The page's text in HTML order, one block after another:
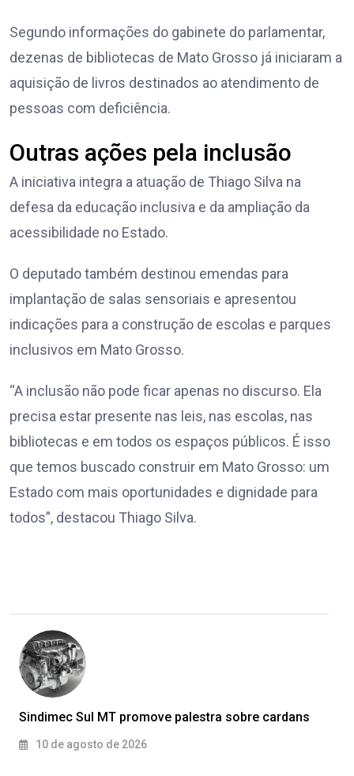
Segundo informações do gabinete do parlamentar,
dezenas de bibliotecas de Mato Grosso já iniciaram a
aquisição de livros destinados ao atendimento de
pessoas com deficiência.
Outras ações pela inclusão
A iniciativa integra a atuação de Thiago Silva na
defesa da educação inclusiva e da ampliação da
acessibilidade no Estado.
O deputado também destinou emendas para
implantação de salas sensoriais e apresentou
indicações para a construção de escolas e parques
inclusivos em Mato Grosso.
“A inclusão não pode ficar apenas no discurso. Ela
precisa estar presente nas leis, nas escolas, nas
bibliotecas e em todos os espaços públicos. É isso
que temos buscado construir em Mato Grosso: um
Estado com mais oportunidades e dignidade para
todos”, destacou Thiago Silva.
Sindimec Sul MT promove palestra sobre cardans
10 de agosto de 2026